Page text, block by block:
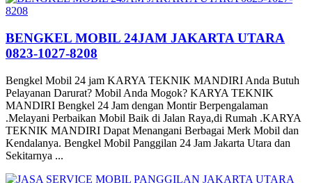
BENGKEL MOBIL 24JAM JAKARTA UTARA
0823-1027-8208
Bengkel Mobil 24 jam KARYA TEKNIK MANDIRI Anda Butuh
Pelayanan Darurat? Mobil Anda Mogok? KARYA TEKNIK
MANDIRI Bengkel 24 Jam dengan Montir Berpengalaman
.Melayani Perbaikan Mobil Baik di Jalan Raya,di Rumah .KARYA
TEKNIK MANDIRI Dapat Menangani Berbagai Merk Mobil dan
Kendalanya. Bengkel Mobil Panggilan 24 Jam Jakarta Utara dan
Sekitarnya ...